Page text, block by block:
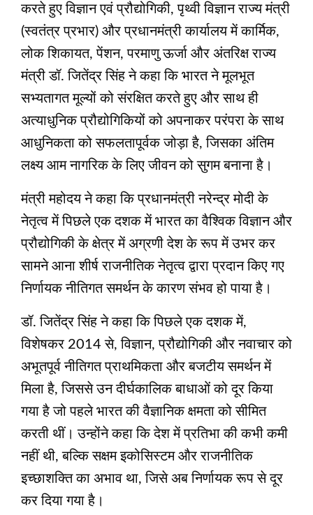
करते हुए विज्ञान एवं प्रौद्योगिकी, पृथ्वी विज्ञान राज्य मंत्री
(स्वतंत्र प्रभार) और प्रधानमंत्री कार्यालय में कार्मिक,
लोक शिकायत, पेंशन, परमाणु ऊर्जा और अंतरिक्ष राज्य
मंत्री डॉ. जितेंद्र सिंह ने कहा कि भारत ने मूलभूत
सभ्यतागत मूल्यों को संरक्षित करते हुए और साथ ही
अत्याधुनिक प्रौद्योगिकियों को अपनाकर परंपरा के साथ
आधुनिकता को सफलतापूर्वक जोड़ा है, जिसका अंतिम
लक्ष्य आम नागरिक के लिए जीवन को सुगम बनाना है।
मंत्री महोदय ने कहा कि प्रधानमंत्री नरेन्‍द्र मोदी के
नेतृत्व में पिछले एक दशक में भारत का वैश्विक विज्ञान और
प्रौद्योगिकी के क्षेत्र में अग्रणी देश के रूप में उभर कर
सामने आना शीर्ष राजनीतिक नेतृत्व द्वारा प्रदान किए गए
निर्णायक नीतिगत समर्थन के कारण संभव हो पाया है।
डॉ. जितेंद्र सिंह ने कहा कि पिछले एक दशक में,
विशेषकर 2014 से, विज्ञान, प्रौद्योगिकी और नवाचार को
अभूतपूर्व नीतिगत प्राथमिकता और बजटीय समर्थन में
मिला है, जिससे उन दीर्घकालिक बाधाओं को दूर किया
गया है जो पहले भारत की वैज्ञानिक क्षमता को सीमित
करती थीं। उन्होंने कहा कि देश में प्रतिभा की कभी कमी
नहीं थी, बल्कि सक्षम इकोसिस्‍टम और राजनीतिक
इच्छाशक्ति का अभाव था, जिसे अब निर्णायक रूप से दूर
कर दिया गया है।